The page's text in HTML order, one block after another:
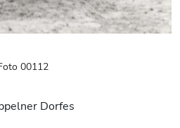
00112
Dorfes